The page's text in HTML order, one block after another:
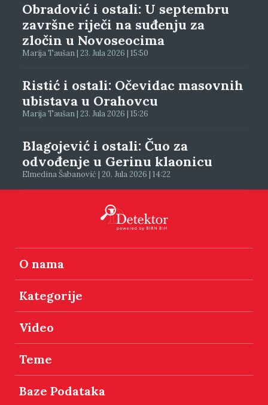
Obradović i ostali: U septembru
završne riječi na suđenju za
zločin u Novoseocima
Marija Taušan | 23. Jula 2026 | 15:50
Ristić i ostali: Očevidac masovnih
ubistava u Orahovcu
Marija Taušan | 23. Jula 2026 | 15:26
Blagojević i ostali: Čuo za
odvođenje u Gerinu klaonicu
Elmedina Šabanović | 20. Jula 2026 | 14:22
O nama
Kategorije
Video
Teme
Baze Podataka